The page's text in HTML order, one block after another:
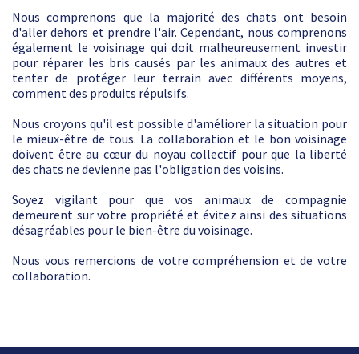
Nous comprenons que la majorité des chats ont besoin
d'aller dehors et prendre l'air. Cependant, nous comprenons
également le voisinage qui doit malheureusement investir
pour réparer les bris causés par les animaux des autres et
tenter de protéger leur terrain avec différents moyens,
comment des produits répulsifs.
Nous croyons qu'il est possible d'améliorer la situation pour
le mieux-être de tous. La collaboration et le bon voisinage
doivent être au cœur du noyau collectif pour que la liberté
des chats ne devienne pas l'obligation des voisins.
Soyez vigilant pour que vos animaux de compagnie
demeurent sur votre propriété et évitez ainsi des situations
désagréables pour le bien-être du voisinage.
Nous vous remercions de votre compréhension et de votre
collaboration.